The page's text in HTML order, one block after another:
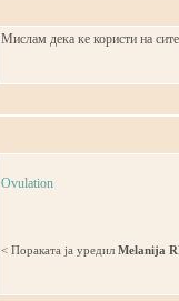
Мислам дека ке користи на
Ovulation
< Поракaта ја уредил Melanija